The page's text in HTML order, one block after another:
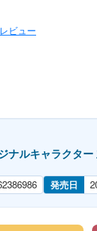
ビュー
ナルキャラクタ
発売日